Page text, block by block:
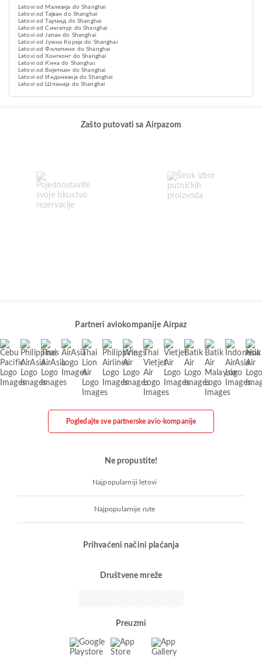
Letovi od Малезија do Shanghai
Letovi od Тајван do Shanghai
Letovi od Тајланд do Shanghai
Letovi od Сингапур do Shanghai
Letovi od Јапан do Shanghai
Letovi od Јужна Кореја do Shanghai
Letovi od Филипини do Shanghai
Letovi od Хонгконг do Shanghai
Letovi od Кина do Shanghai
Letovi od Вијетнам do Shanghai
Letovi od Индонезија do Shanghai
Letovi od Шпанија do Shanghai
Zašto putovati sa Airpazom
Partneri aviokompanije Airpaz
Pogledajte sve partnerske avio-kompanije
Ne propustite!
Najpopularniji letovi
Najpopularnije rute
Prihvaćeni načini plaćanja
Društvene mreže
Preuzmi